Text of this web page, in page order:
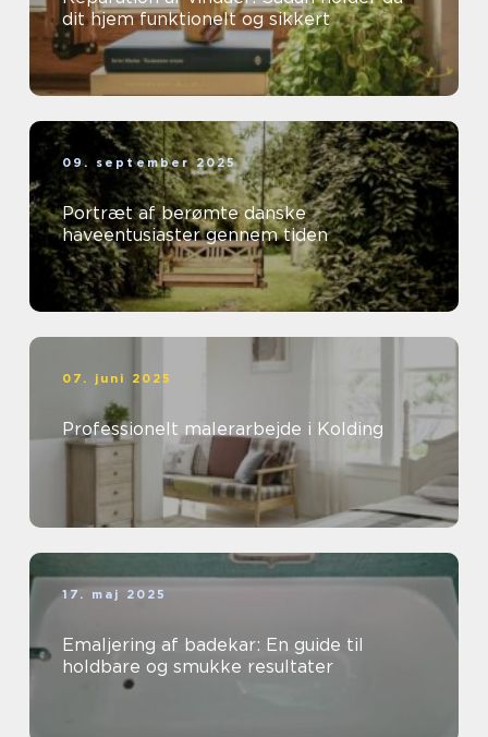
dit hjem funktionelt og sikkert
09. september 2025
Portræt af berømte danske
haveentusiaster gennem tiden
07. juni 2025
Professionelt malerarbejde i Kolding
17. maj 2025
Emaljering af badekar: En guide til
holdbare og smukke resultater